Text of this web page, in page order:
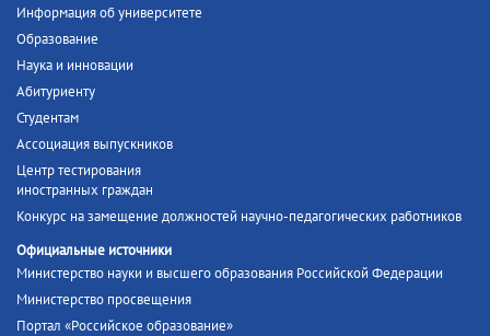
Информация об университете
Образование
Наука и инновации
Абитуриенту
Студентам
Ассоциация выпускников
Центр тестирования
иностранных граждан
Конкурс на замещение должностей научно-педагогических работников
Официальные источники
Министерство науки и высшего образования Российской Федерации
Министерство просвещения
Портал «Российское образование»